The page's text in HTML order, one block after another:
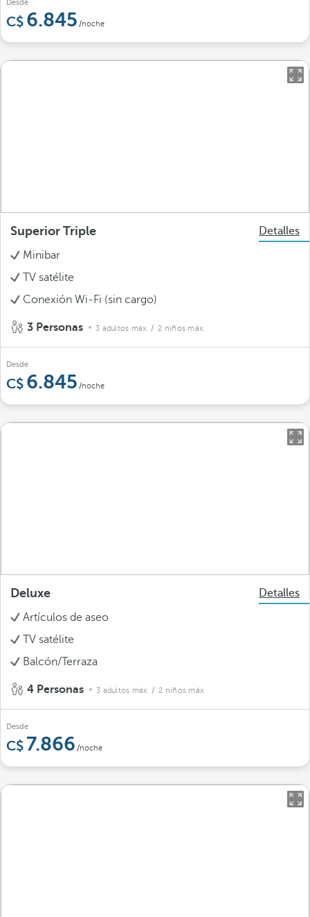
Desde
6.845 /noche
Superior Triple
Detalles
Minibar
TV satélite
Conexión Wi-Fi (sin cargo)
3 Personas 3 adultos máx. / 2 niños máx.
Desde
6.845 /noche
Deluxe
Detalles
Artículos de aseo
TV satélite
Balcón/Terraza
4 Personas 3 adultos máx. / 2 niños máx.
Desde
7.866 /noche